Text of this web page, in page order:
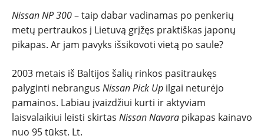
Nissan NP 300– taip dabar vadinamas po penkerių
metų pertraukos į Lietuvą grįžęs praktiškas japonų
pikapas. Ar jam pavyks išsikovoti vietą po saule?
2003 metais iš Baltijos šalių rinkos pasitraukęs
palyginti nebrangus Nissan Pick Up ilgai neturėjo
pamainos. Labiau įvaizdžiui kurti ir aktyviam
laisvalaikiui leisti skirtas Nissan Navara pikapas kainavo
nuo 95 tūkst. Lt.